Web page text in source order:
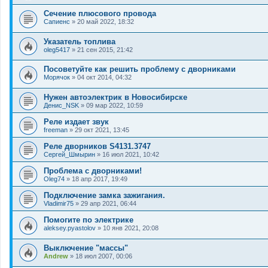
Сечение плюсового провода
Сапиенс » 20 май 2022, 18:32
Указатель топлива
oleg5417 » 21 сен 2015, 21:42
Посоветуйте как решить проблему с дворниками
Морячок » 04 окт 2014, 04:32
Нужен автоэлектрик в Новосибирске
Денис_NSK » 09 мар 2022, 10:59
Реле издает звук
freeman » 29 окт 2021, 13:45
Реле дворников S4131.3747
Сергей_Шмырин » 16 июл 2021, 10:42
Проблема с дворниками!
Oleg74 » 18 апр 2017, 19:49
Подключение замка зажигания.
Vladimir75 » 29 апр 2021, 06:44
Помогите по электрике
aleksey.pyastolov » 10 янв 2021, 20:08
Выключение "массы"
Andrew » 18 июл 2007, 00:06